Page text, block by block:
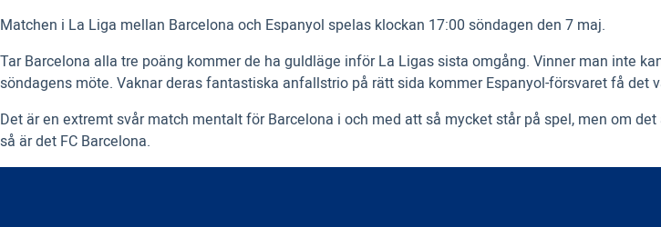
Matchen i La Liga mellan Barcelona och Espanyol spelas klockan 17:00 söndagen den 7 maj.
Tar Barcelona alla tre poäng kommer de ha guldläge inför La Ligas sista omgång. Vinner man inte
söndagens möte. Vaknar deras fantastiska anfallstrio på rätt sida kommer Espanyol-försvaret få det
Det är en extremt svår match mentalt för Barcelona i och med att så mycket står på spel, men om
så är det FC Barcelona.